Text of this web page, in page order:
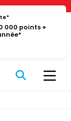
000 points +